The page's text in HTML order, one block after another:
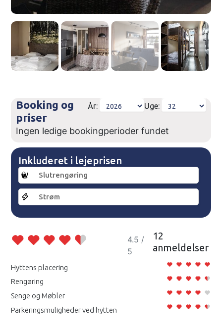
Booking og
priser
År: Uge:
Ingen ledige bookingperioder fundet
Inkluderet i lejeprisen
Slutrengøring
Strøm
4.5 /
5
12
anmeldelser
Hyttens placering
Rengøring
Senge og Møbler
Parkeringsmuligheder ved hytten